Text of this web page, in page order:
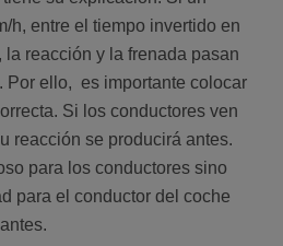
h, entre el tiempo invertido en
reacción y la frenada pasan
Por ello, es importante colocar
Si los conductores ven
reacción se producirá antes.
para los conductores sino
para el conductor del coche